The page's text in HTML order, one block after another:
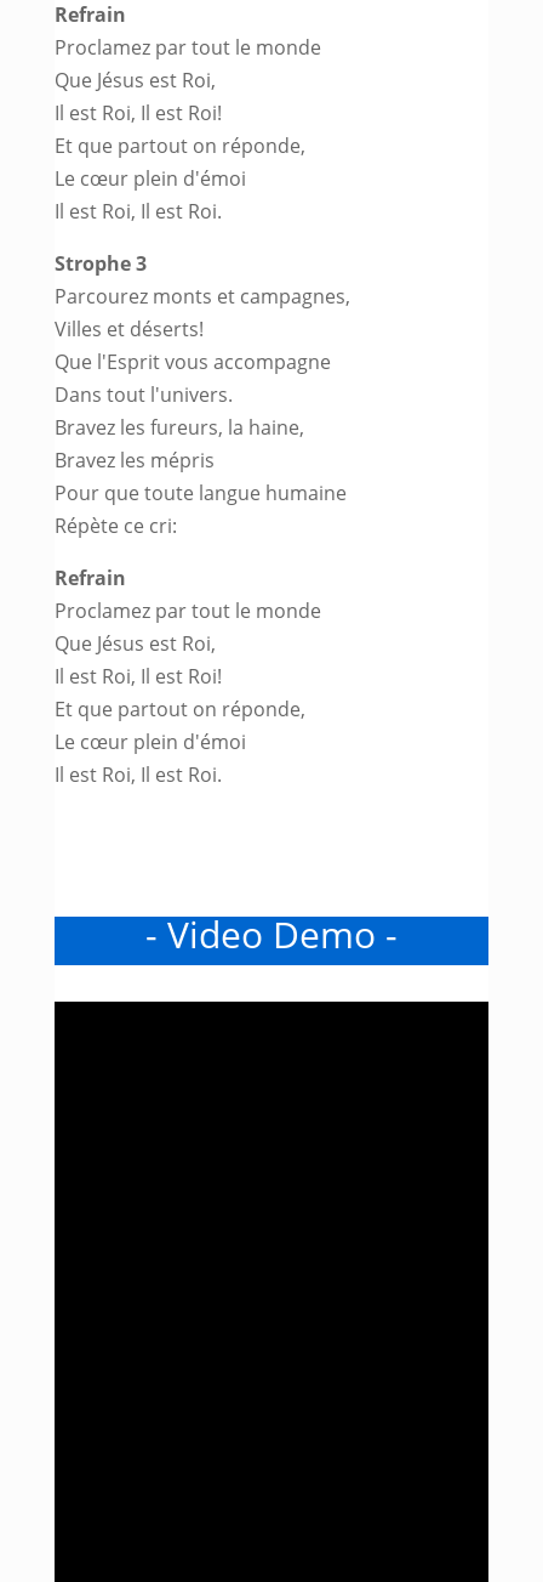
Refrain
Proclamez par tout le monde
Que Jésus est Roi,
Il est Roi, Il est Roi!
Et que partout on réponde,
Le cœur plein d'émoi
Il est Roi, Il est Roi.
Strophe 3
Parcourez monts et campagnes,
Villes et déserts!
Que l'Esprit vous accompagne
Dans tout l'univers.
Bravez les fureurs, la haine,
Bravez les mépris
Pour que toute langue humaine
Répète ce cri:
Refrain
Proclamez par tout le monde
Que Jésus est Roi,
Il est Roi, Il est Roi!
Et que partout on réponde,
Le cœur plein d'émoi
Il est Roi, Il est Roi.
- Video Demo -